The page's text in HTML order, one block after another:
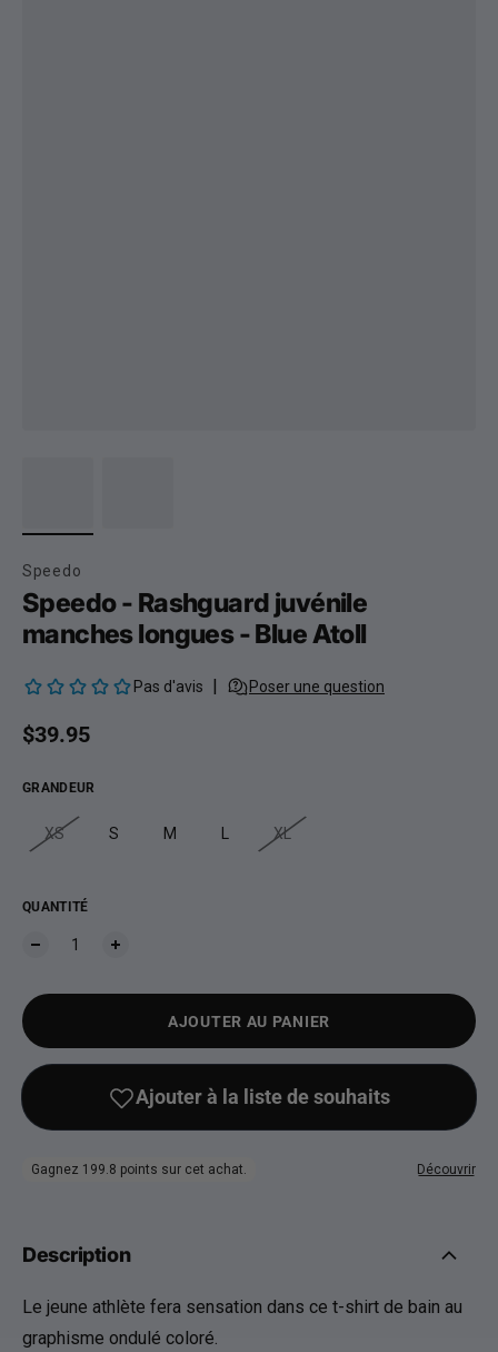
Speedo
Speedo - Rashguard juvénile
manches longues - Blue Atoll
Prix habituel
$39.95
GRANDEUR
XS S M XL
QUANTITÉ
AJOUTER AU PANIER
Description
Le jeune athlète fera sensation dans ce t-shirt de bain au
graphisme ondulé coloré.